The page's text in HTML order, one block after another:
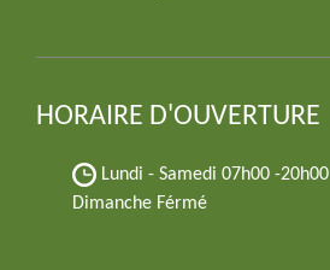
HORAIRE D'OUVERTURE
Lundi - Samedi 07h00 -20h00
Dimanche Férmé